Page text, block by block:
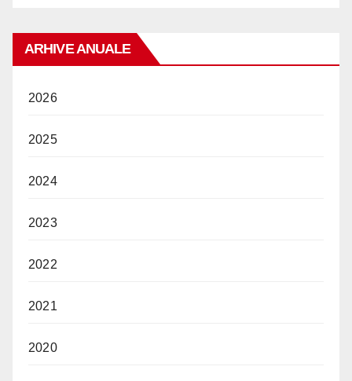
ARHIVE ANUALE
2026
2025
2024
2023
2022
2021
2020